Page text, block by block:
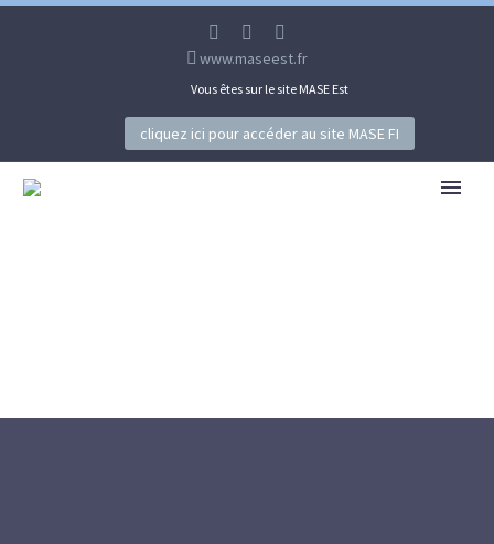
www.maseest.fr
Vous êtes sur le site MASE Est
cliquez ici pour accéder au site MASE FI